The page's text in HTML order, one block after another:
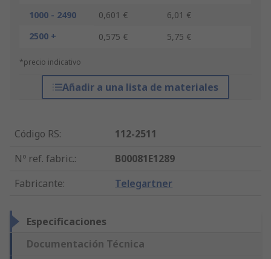
1000 - 2490
0,601 €
6,01 €
2500 +
0,575 € 5,75 €
*precio indicativo
Añadir a una lista de materiales
Código RS:
112-2511
Nº ref. fabric.:
B00081E1289
Fabricante: Telegartner
Especificaciones
Documentación Técnica